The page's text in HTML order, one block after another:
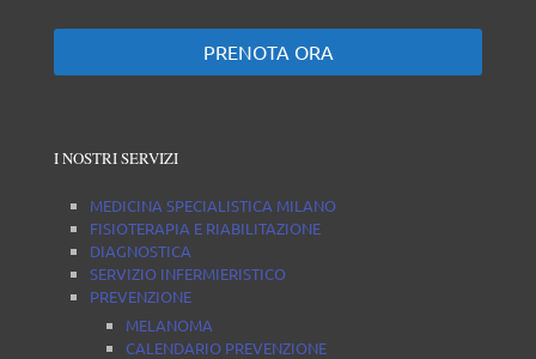
PRENOTA ORA
I NOSTRI SERVIZI
MEDICINA SPECIALISTICA MILANO
FISIOTERAPIA E RIABILITAZIONE
DIAGNOSTICA
SERVIZIO INFERMIERISTICO
PREVENZIONE
MELANOMA
CALENDARIO PREVENZIONE